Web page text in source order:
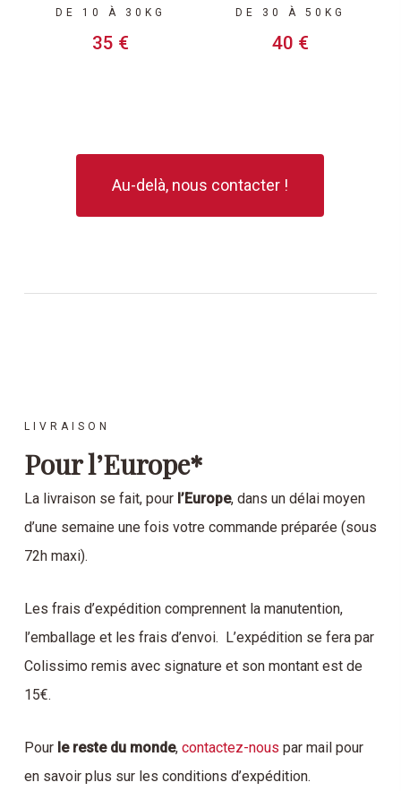
DE 10 À 30KG
35 €
DE 30 À 50KG
40 €
Au-delà, nous contacter !
LIVRAISON
Pour l’Europe*
La livraison se fait, pour l’Europe, dans un délai moyen
d’une semaine une fois votre commande préparée (sous
72h maxi).
Les frais d’expédition comprennent la manutention,
l’emballage et les frais d’envoi. L’expédition se fera par
Colissimo remis avec signature et son montant est de
15€.
Pour le reste du monde, contactez-nous par mail pour
en savoir plus sur les conditions d’expédition.